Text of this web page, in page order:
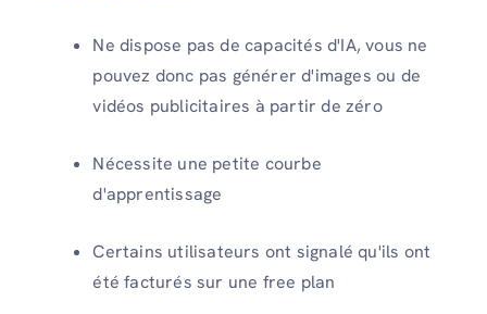
Ne dispose pas de capacités d'IA, vous ne
pouvez donc pas générer d'images ou de
vidéos publicitaires à partir de zéro
Nécessite une petite courbe
d'apprentissage
Certains utilisateurs ont signalé qu'ils ont
été facturés sur une free plan